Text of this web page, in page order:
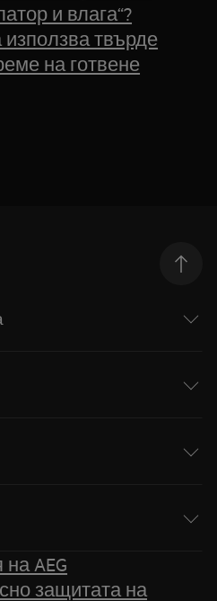
и влага“?
твърде
на готвене
AEG
защитата на